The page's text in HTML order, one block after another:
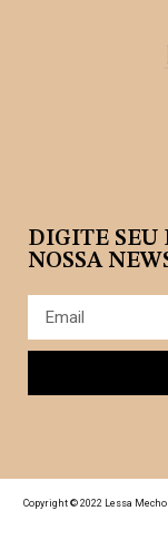
DIGITE SEU
NOSSA
Copyright © 2022 Lessa